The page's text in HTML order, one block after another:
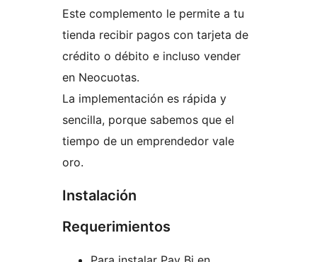
Este complemento le permite a tu
tienda recibir pagos con tarjeta de
crédito o débito e incluso vender
en Neocuotas.
La implementación es rápida y
sencilla, porque sabemos que el
tiempo de un emprendedor vale
oro.
Instalación
Requerimientos